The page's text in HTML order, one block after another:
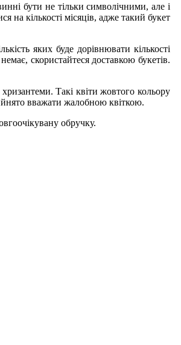
бути не тільки символічними, але і
на кількості місяців, адже такий букет
яких буде дорівнювати кількості
скористайтеся доставкою букетів.
Такі квіти жовтого кольору
вважати жалобною квіткою.
обручку.